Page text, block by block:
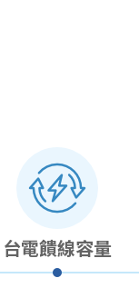
台電饋線容量